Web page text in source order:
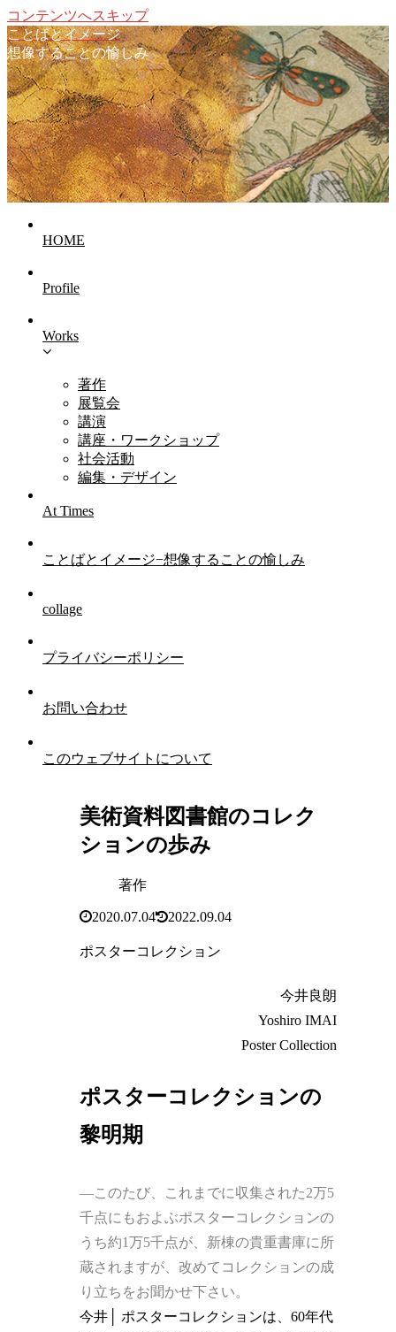
コンテンツへスキップ
ことばとイメージ
想像することの愉しみ
HOME
Profile
Works
著作
展覧会
講演
講座・ワークショップ
社会活動
編集・デザイン
At Times
ことばとイメージ−想像することの愉しみ
collage
プライバシーポリシー
お問い合わせ
このウェブサイトについて
美術資料図書館のコレク
ションの歩み
著作
2020.07.04 2022.09.04
ポスターコレクション
今井良朗
Yoshiro IMAI
Poster Collection
ポスターコレクションの
黎明期
―このたび、これまでに収集された2万5
千点にもおよぶポスターコレクションの
うち約1万5千点が、新棟の貴重書庫に所
蔵されますが、改めてコレクションの成
り立ちをお聞かせ下さい。
今井│ ポスターコレクションは、60年代